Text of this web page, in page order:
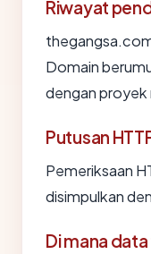
Riwayat
Domain
dengan proyek
Putusan
Pemeriksaan
disimpulkan
Di mana